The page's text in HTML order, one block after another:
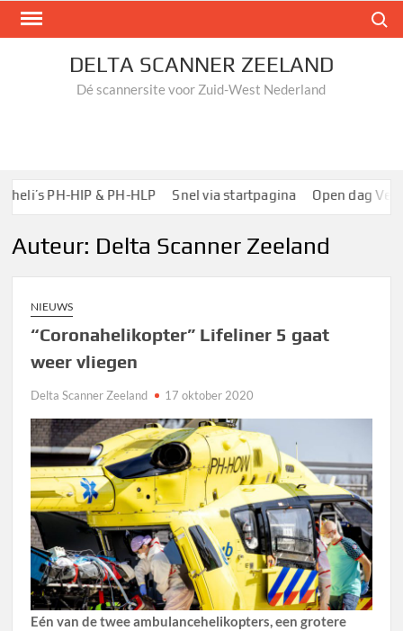
Zoek
DELTA SCANNER ZEELAND
Dé scannersite voor Zuid-West Nederland
& PH-HLP Snel via startpagina Open dag
Auteur: Delta Scanner Zeeland
NIEUWS
“Coronahelikopter” Lifeliner 5 gaat
weer vliegen
Delta Scanner Zeeland 17 oktober 2020
Eén van de twee ambulancehelikopters, een grotere